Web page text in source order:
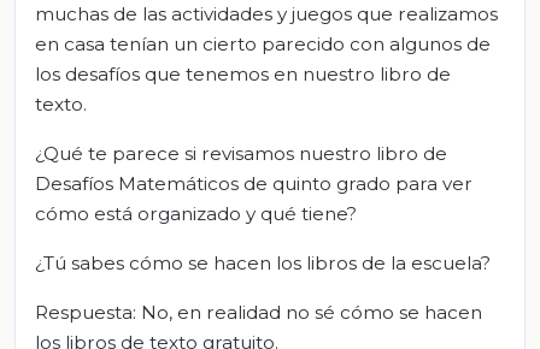
muchas de las actividades y juegos que realizamos
en casa tenían un cierto parecido con algunos de
los desafíos que tenemos en nuestro libro de
texto.
¿Qué te parece si revisamos nuestro libro de
Desafíos Matemáticos de quinto grado para ver
cómo está organizado y qué tiene?
¿Tú sabes cómo se hacen los libros de la escuela?
Respuesta: No, en realidad no sé cómo se hacen
los libros de texto gratuito.